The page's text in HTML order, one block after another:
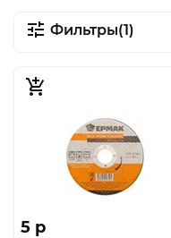
Фильтры(1)
5 p